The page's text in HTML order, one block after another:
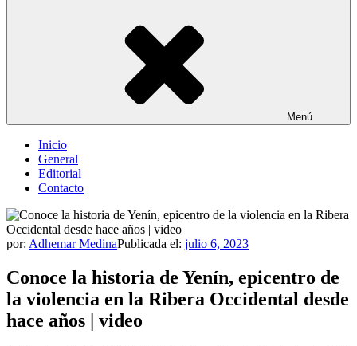
Menú
Inicio
General
Editorial
Contacto
por: Adhemar MedinaPublicada el: julio 6, 2023
Conoce la historia de Yenín, epicentro de
la violencia en la Ribera Occidental desde
hace años | video